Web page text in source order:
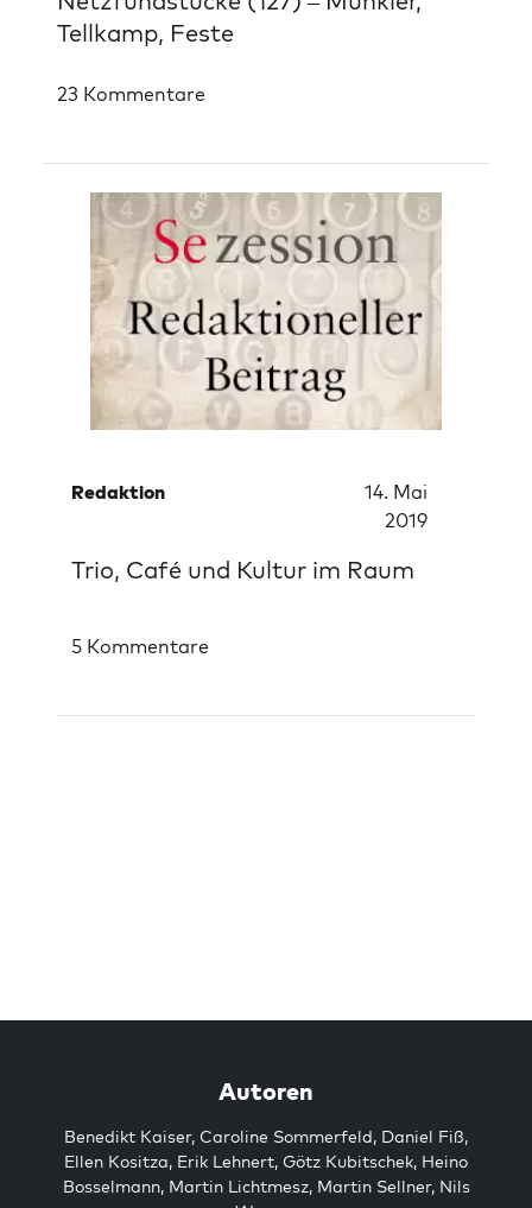
Tellkamp, Feste
23 Kommentare
Redaktion
14. Mai
2019
Trio, Café und Kultur im Raum
5 Kommentare
Autoren
Benedikt Kaiser, Caroline Sommerfeld, Daniel Fiß,
Ellen Kositza, Erik Lehnert, Götz Kubitschek, Heino
Bosselmann, Martin Lichtmesz, Martin Sellner, Nils